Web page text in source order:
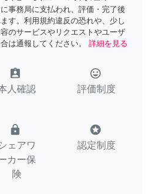
事務局に支払われ、評価・完了後
す。利用規約違反の恐れや、少し
のサービスやリクエストやユーザ
は通報してください。
詳細を見る
assignment_ind
人確認
tag_faces
評価制度
lock
ェアワ
カー保
険
stars
認定制度